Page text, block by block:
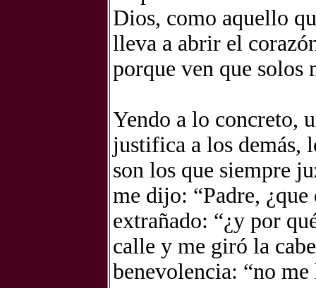
Dios, como aquello
lleva a abrir el
porque ven que solos
Yendo a lo concreto,
justifica a los demás,
son los que siempre
me dijo: “Padre,
extrañado: “¿y por
calle y me giró la
benevolencia: “no